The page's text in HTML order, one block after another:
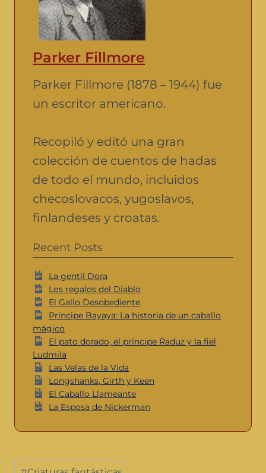
Parker Fillmore
Parker Fillmore (1878 – 1944) fue
un escritor americano.
Recopiló y editó una gran
colección de cuentos de hadas
de todo el mundo, incluidos
checoslovacos, yugoslavos,
finlandeses y croatas.
Recent Posts
La gentil Dora
Los regalos del Diablo
El Gallo Desobediente
Príncipe Bayaya: La historia de un caballo
mágico
El pato dorado, el príncipe Raduz y la fiel
Ludmila
Las Velas de la Vida
Longshanks, Girth y Keen
El Caballo Llameante
La Esposa de Nickerman